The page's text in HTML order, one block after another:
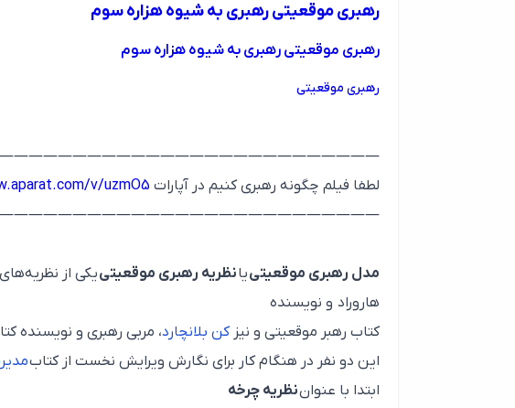
رهبری موقعیتی رهبری به شیوه هزاره سوم
رهبری موقعیتی رهبری به شیوه هزاره سوم
رهبری موقعیتی
لطفا فیلم چگونه رهبری کنیم در آپارات v/uzmO5
مدل رهبری موقعیتییانظریه رهبری موقعیتییکی از
هاروراد و نویسنده
کتاب رهبر موقعیتی و نیزکن بلانچارد، مربی رهبری و نویسنده
این دو نفر در هنگام کار برای نگارش ویرایش نخست از کتاب
ابتدا با عنواننظریه چرخه